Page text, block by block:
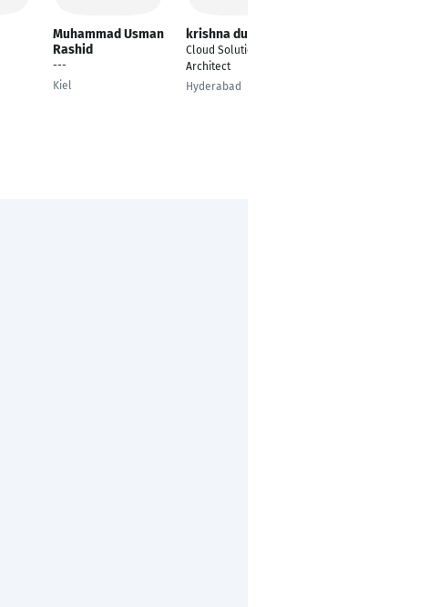
Muhammad Usman
Rashid
---
Kiel
krishna dutt
Cloud Solution
Architect
Hyderabad